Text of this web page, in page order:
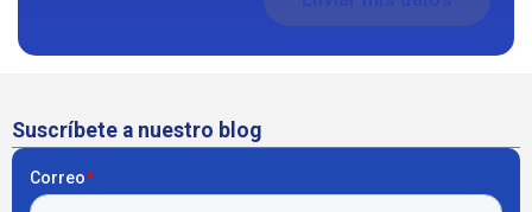
Suscríbete a nuestro blog